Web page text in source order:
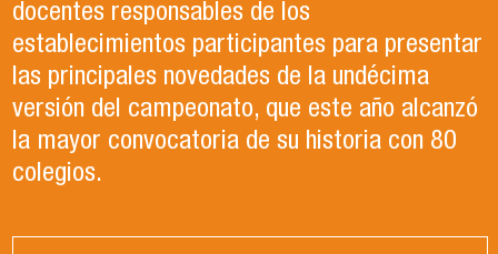
docentes responsables de los
establecimientos participantes para presentar
las principales novedades de la undécima
versión del campeonato, que este año alcanzó
la mayor convocatoria de su historia con 80
colegios.